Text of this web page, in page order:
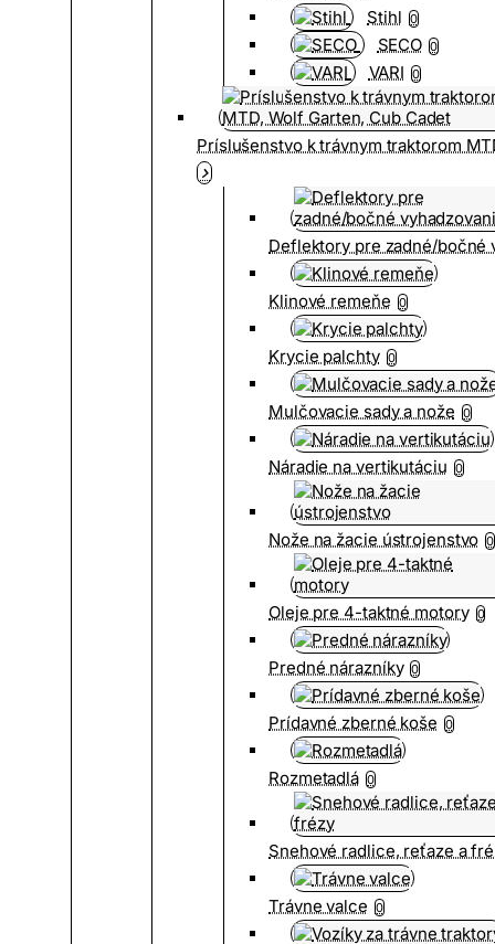
Stihl 0
SECO 0
VARI 0
Príslušenstvo k trávnym traktorom
Deflektory pre zadné/bočné
Klinové remeňe 0
Krycie palchty 0
Mulčovacie sady a nože 0
Náradie na vertikutáciu 0
Nože na žacie ústrojenstvo 0
Oleje pre 4-taktné motory 0
Predné nárazníky 0
Prídavné zberné koše 0
Rozmetadlá 0
Snehové radlice, reťaze a
Trávne valce 0